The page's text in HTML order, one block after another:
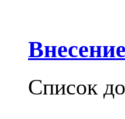
Список